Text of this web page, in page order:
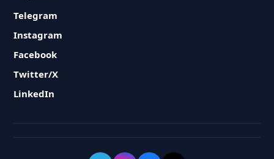
Telegram
Instagram
Facebook
Twitter/X
LinkedIn